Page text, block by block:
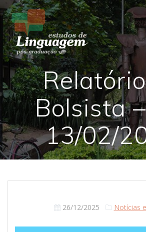
Skip
to
content
Bolsista
13/02/
26/12/2025 Notícias